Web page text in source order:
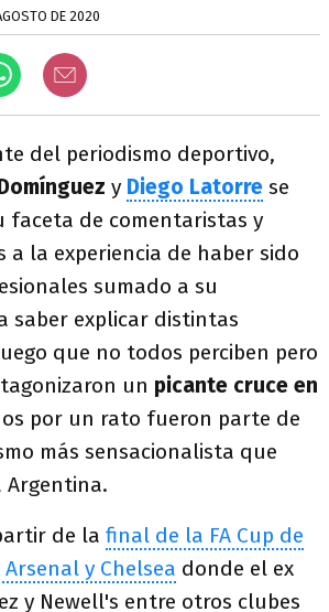
DE 2020
del periodismo deportivo,
y Diego Latorre se
faceta de comentaristas y
a la experiencia de haber sido
sumado a su
saber explicar distintas
que no todos perciben pero
un picante cruce en
por un rato fueron parte de
más sensacionalista que
Argentina.
de la final de la FA Cup de
y Chelsea donde el ex
y Newell's entre otros clubes